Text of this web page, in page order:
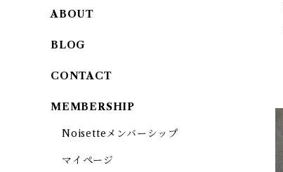
ABOUT
BLOG
CONTACT
MEMBERSHIP
Noisetteメンバーシップ
マイページ